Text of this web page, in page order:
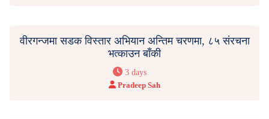
वीरगन्जमा सडक विस्तार अभियान अन्तिम चरणमा, ८५ संरचना
भत्काउन बाँकी
3 days
Pradeep Sah